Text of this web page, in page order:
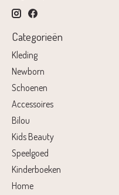
Categorieën
Kleding
Newborn
Schoenen
Accessoires
Bilou
Kids Beauty
Speelgoed
Kinderboeken
Home